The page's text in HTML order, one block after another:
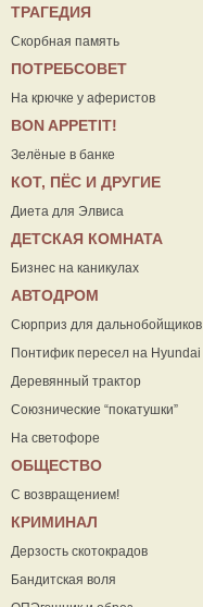
ТРАГЕДИЯ
Скорбная память
ПОТРЕБСОВЕТ
На крючке у аферистов
ВON APPETIT!
Зелёные в банке
КОТ, ПЁС И ДРУГИЕ
Диета для Элвиса
ДЕТСКАЯ КОМНАТА
Бизнес на каникулах
АВТОДРОМ
Сюрприз для дальнобойщиков
Понтифик пересел на Hyundai
Деревянный трактор
Союзнические “покатушки”
На светофоре
ОБЩЕСТВО
С возвращением!
КРИМИНАЛ
Дерзость скотокрадов
Бандитская воля